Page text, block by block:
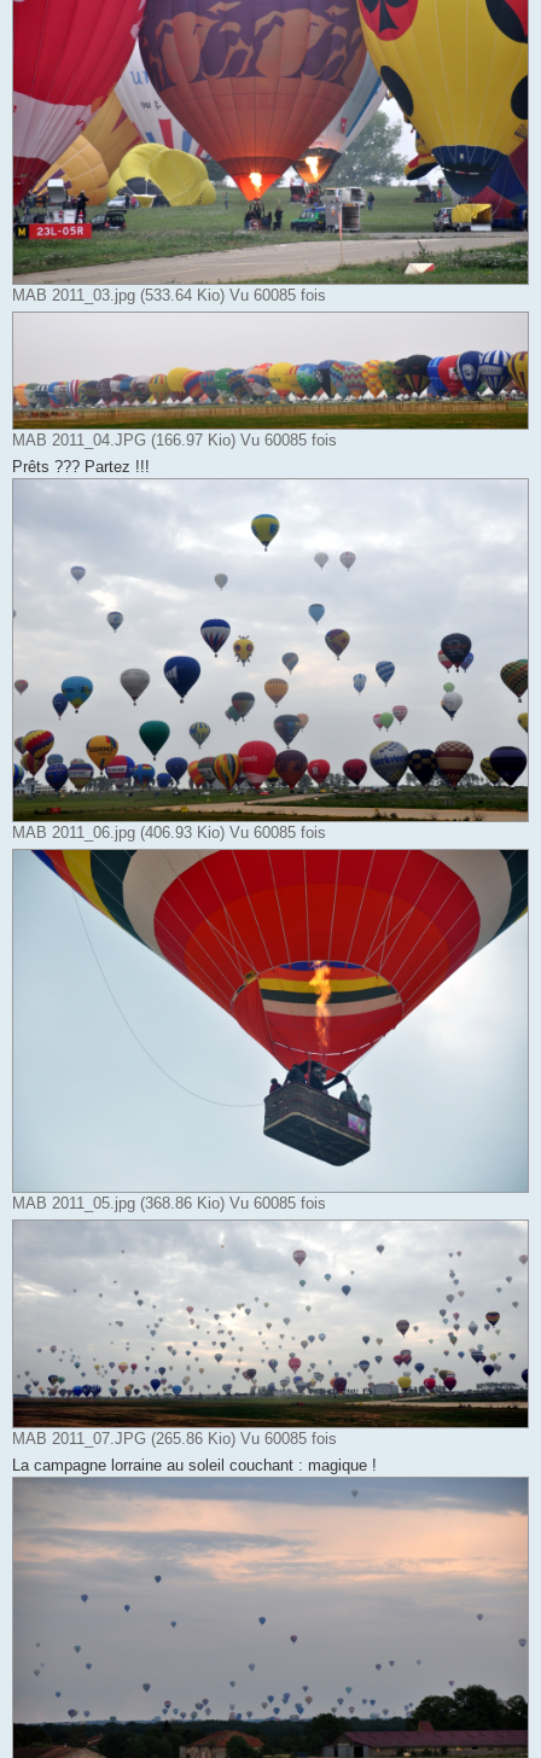
MAB 2011_03.jpg (533.64 Kio) Vu 60085 fois
MAB 2011_04.JPG (166.97 Kio) Vu 60085 fois
Prêts ??? Partez !!!
MAB 2011_06.jpg (406.93 Kio) Vu 60085 fois
MAB 2011_05.jpg (368.86 Kio) Vu 60085 fois
MAB 2011_07.JPG (265.86 Kio) Vu 60085 fois
La campagne lorraine au soleil couchant : magique !